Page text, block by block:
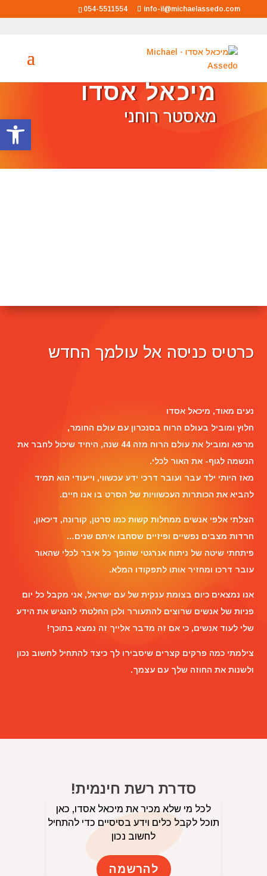
054-5511554 info-il@michaelassedo.com
מיכאל אסדו
מאסטר רוחני
כרטיס כניסה אל עולמך החדש
נעים מאוד, ‏מיכאל אסדו
חלוץ ומוביל בעולם הרוח בסנכרון עם עולם החומר,
מרפא ומוביל את עולם הרוח מזה 44 שנה, היחיד שיכול לחבר את
הנשמה לגוף- את האור לכלי.
מאז היותי ילד עבר ועובר דרכי ידע עכשווי, וייעודי הוא תמיד
להביא את הכותרות העכשוויות של הסרט בו אנו חיים.
הצלתי אלפי אנשים ממחלות קשות כמו סרטן, קורונה, דיכאון,
חרדות מצבים נפשיים ופיזיים שסחבו איתם שנים…
פיתחתי שיטה של ניתוח אנרגטי שהופך כל איבר לכלי שהאור
עובר דרכו ומחזיר אותו לתפקודו המלא.
אנו נמצאים כיום בצומת ענקית של עם ישראל, אני מקבל כל יום
פניות של אנשים שרוצים להתעורר ולכן החלטתי להנגיש את הידע
שלי לעוד אנשים, כי אם זה מדבר אלייך זה נמצא בתוכך!
צילמתי כמה פרקים קצרים שיסבירו לך כיצד להתחיל לחשוב נכון
ולשנות את החוזה שלך עם עצמך.
סדרת רשת חינמית!
לכל מי שלא מכיר את מיכאל אסדו, כאן
תוכל לקבל כלים וידע בסיסיים כדי להתחיל
לחשוב נכון
להרשמה
פתח